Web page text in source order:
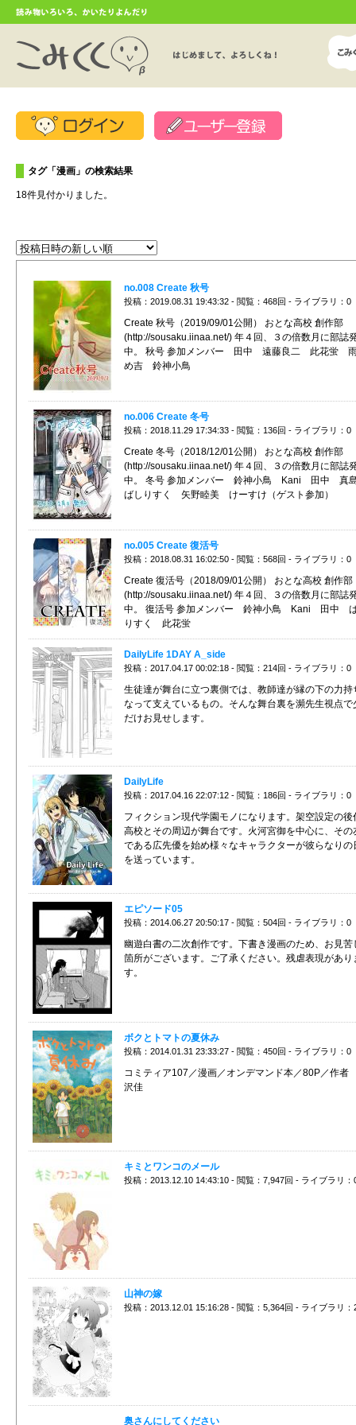
タグ「漫画」の検索結果
18件見付かりました。
no.008 Create 秋号
投稿：2019.08.31 19:43:32 - 閲覧：468回 - ライブラリ：0
Create 秋号（2019/09/01公開） おとな高校 創作部
(http://sousaku.iinaa.net/) 年４回、３の倍数月に部誌
中。 秋号 参加メンバー 田中 遠藤良二 此花蛍
め吉 鈴神小鳥
no.006 Create 冬号
投稿：2018.11.29 17:34:33 - 閲覧：136回 - ライブラリ：0
Create 冬号（2018/12/01公開） おとな高校 創作部
(http://sousaku.iinaa.net/) 年４回、３の倍数月に部誌
中。 冬号 参加メンバー 鈴神小鳥 Kani 田中
ばしりすく 矢野睦美 けーすけ（ゲスト参加）
no.005 Create 復活号
投稿：2018.08.31 16:02:50 - 閲覧：568回 - ライブラリ：0
Create 復活号（2018/09/01公開） おとな高校 創作部
(http://sousaku.iinaa.net/) 年４回、３の倍数月に部誌
中。 復活号 参加メンバー 鈴神小鳥 Kani 田中
りすく 此花蛍
DailyLife 1DAY A_side
投稿：2017.04.17 00:02:18 - 閲覧：214回 - ライブラリ：0
生徒達が舞台に立つ裏側では、教師達が縁の下の力持
なって支えているもの。そんな舞台裏を瀕先生視点で
だけお見せします。
DailyLife
投稿：2017.04.16 22:07:12 - 閲覧：186回 - ライブラリ：0
フィクション現代学園モノになります。架空設定の後
高校とその周辺が舞台です。火河宮御を中心に、その
である広先優を始め様々なキャラクターが彼らなりの
を送っています。
エピソード05
投稿：2014.06.27 20:50:17 - 閲覧：504回 - ライブラリ：0
幽遊白書の二次創作です。下書き漫画のため、お見苦
箇所がございます。ご了承ください。残虐表現があり
す。
ボクとトマトの夏休み
投稿：2014.01.31 23:33:27 - 閲覧：450回 - ライブラリ：0
コミティア107／漫画／オンデマンド本／80P／作
沢佳
キミとワンコのメール
投稿：2013.12.10 14:43:10 - 閲覧：7,947回 - ライブラリ：
山神の嫁
投稿：2013.12.01 15:16:28 - 閲覧：5,364回 - ライブラリ：
奥さんにしてください